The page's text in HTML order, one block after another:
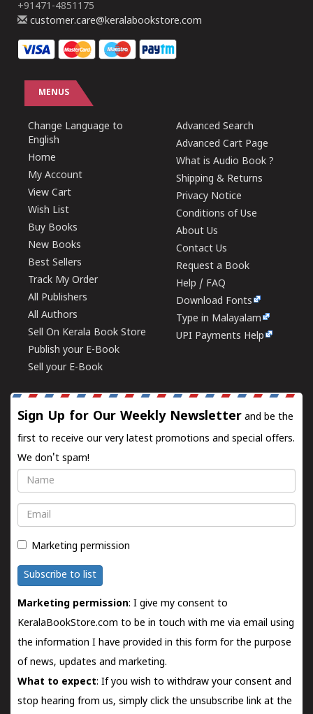
+91471-4851175
customer.care@keralabookstore.com
MENUS
Change Language to
English
Home
My Account
View Cart
Wish List
Buy Books
New Books
Best Sellers
Track My Order
All Publishers
All Authors
Sell On Kerala Book Store
Publish your E-Book
Sell your E-Book
Advanced Search
Advanced Cart Page
What is Audio Book ?
Shipping & Returns
Privacy Notice
Conditions of Use
About Us
Contact Us
Request a Book
Help / FAQ
Download Fonts
Type in Malayalam
UPI Payments Help
Sign Up for Our Weekly Newsletter and be the
first to receive our very latest promotions and special offers.
We don't spam!
Name
Email
Marketing permission
Subscribe to list
Marketing permission: I give my consent to
KeralaBookStore.com to be in touch with me via email using
the information I have provided in this form for the purpose
of news, updates and marketing.
What to expect: If you wish to withdraw your consent and
stop hearing from us, simply click the unsubscribe link at the